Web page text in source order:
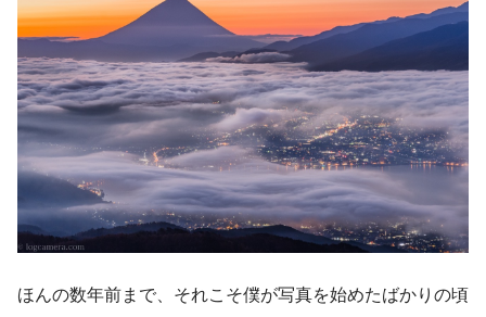
ほんの数年前まで、それこそ僕が写真を始めたばかりの頃